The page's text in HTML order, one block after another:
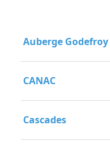
Auberge Godefroy
CANAC
Cascades